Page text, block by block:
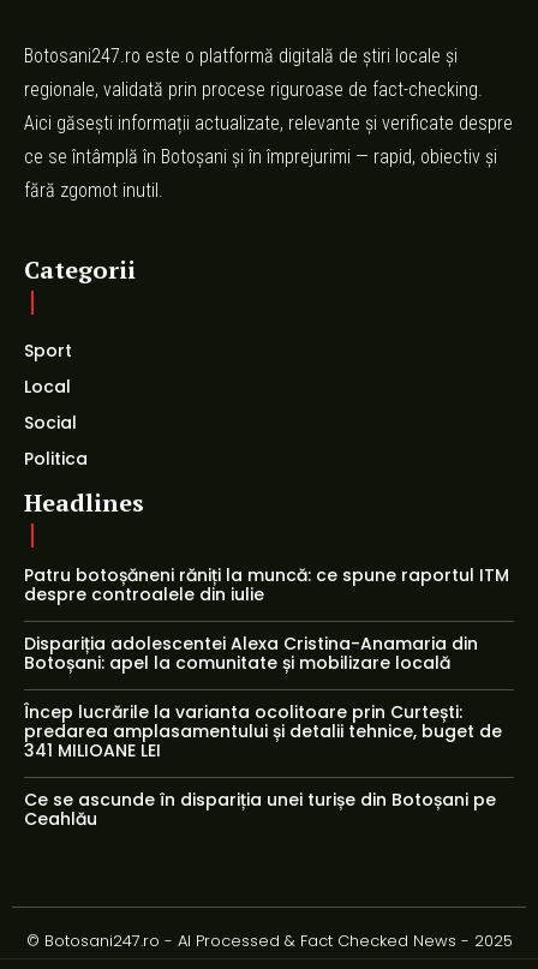
Botosani247.ro este o platformă digitală de știri locale și
regionale, validată prin procese riguroase de fact-checking.
Aici găsești informații actualizate, relevante și verificate despre
ce se întâmplă în Botoșani și în împrejurimi — rapid, obiectiv și
fără zgomot inutil.
Categorii
Sport
Local
Social
Politica
Headlines
Patru botoșăneni răniți la muncă: ce spune raportul ITM
despre controalele din iulie
Dispariția adolescentei Alexa Cristina-Anamaria din
Botoșani: apel la comunitate și mobilizare locală
Încep lucrările la varianta ocolitoare prin Curtești:
predarea amplasamentului și detalii tehnice, buget de
341 MILIOANE LEI
Ce se ascunde în dispariția unei turișe din Botoșani pe
Ceahlău
© Botosani247.ro - AI Processed & Fact Checked News - 2025